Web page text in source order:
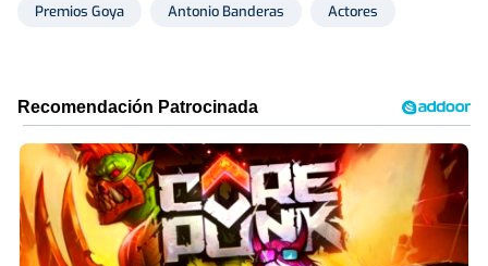
Premios Goya Antonio Banderas Actores